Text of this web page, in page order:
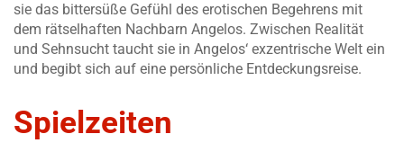
sie das bittersüße Gefühl des erotischen Begehrens mit
dem rätselhaften Nachbarn Angelos. Zwischen Realität
und Sehnsucht taucht sie in Angelos‘ exzentrische Welt ein
und begibt sich auf eine persönliche Entdeckungsreise.
Spielzeiten